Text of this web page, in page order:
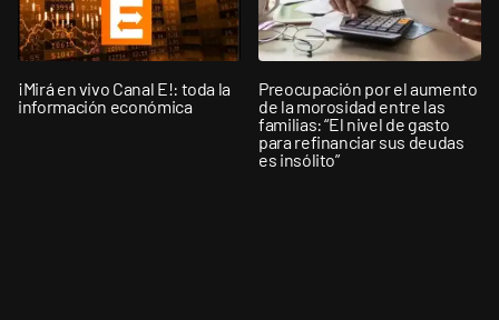
¡Mirá en vivo Canal E!: toda la
información económica
Preocupación por el aumento
de la morosidad entre las
familias: “El nivel de gasto
para refinanciar sus deudas
es insólito”